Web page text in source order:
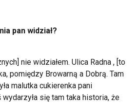
pan widział?
nie widziałem. Ulica Radna , [to
pomiędzy Browarną a Dobrą. Tam
malutka cukierenka pani
się tam taka historia, że